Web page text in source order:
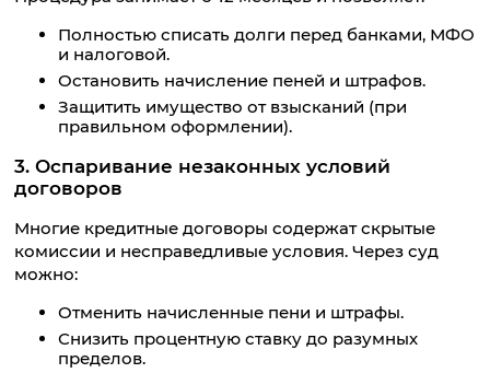
Полностью списать долги перед банками, МФО
и налоговой.
Остановить начисление пеней и штрафов.
Защитить имущество от взысканий (при
правильном оформлении).
3. Оспаривание незаконных условий
договоров
Многие кредитные договоры содержат скрытые
комиссии и несправедливые условия. Через суд
можно:
Отменить начисленные пени и штрафы.
Снизить процентную ставку до разумных
пределов.